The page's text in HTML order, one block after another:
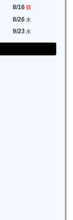
8/16 日
8/26水
9/23水